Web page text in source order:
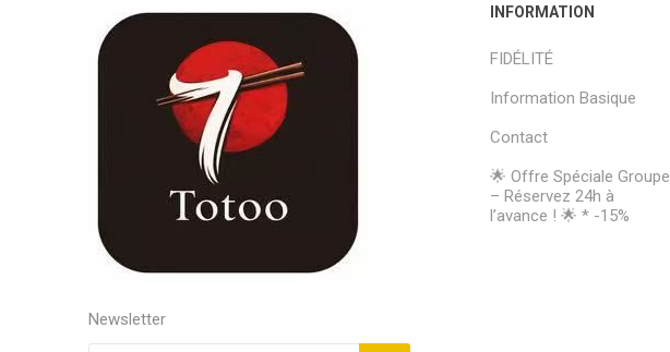
Newsletter
INFORMATION
FIDÉLITÉ
Information Basique
Contact
🌟 Offre Spéciale Groupe
– Réservez 24h à
l’avance ! 🌟 * -15%